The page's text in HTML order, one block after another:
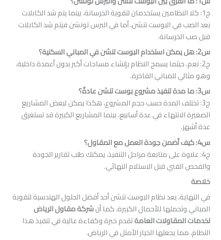
يستخدمان لتقوية الخرسانة، بينما يتم شد الكابلات
البوست تنشن، أما في البرس تونشن فيتم شد الكابلات
يسمح النظام بإنشاء مساحات أكبر بدون أعمدة داخلية،
الفاخرة.
المدة حسب حجم المشروع، هكذا يمكن لبعض المشاريع
في عدة أسابيع، بينما المشاريع الكبيرة قد تستغرق
على متابعة مراحل التنفيذ، يمكنك طلب تقارير الجودة
قبل الاستلام النهائي.
يعد نظام البوست تنشن أحد أفضل الحلول الهندسية لتقوية
للأحمال الكبيرة. كما أنشركة مقاول الرياض
العامةتقدم خبرة وكفاءة عالية في تنفيذ هذا
يجعلها الخيار الأمثل في الرياض.